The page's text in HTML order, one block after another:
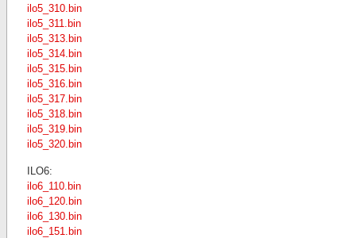
ilo5_310.bin
ilo5_311.bin
ilo5_313.bin
ilo5_314.bin
ilo5_315.bin
ilo5_316.bin
ilo5_317.bin
ilo5_318.bin
ilo5_319.bin
ilo5_320.bin
ILO6:
ilo6_110.bin
ilo6_120.bin
ilo6_130.bin
ilo6_151.bin